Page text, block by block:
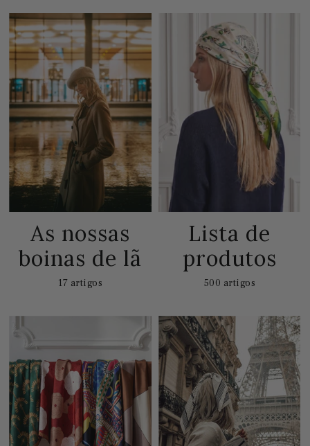
As nossas
boinas de lã
17 artigos
Lista de
produtos
500 artigos